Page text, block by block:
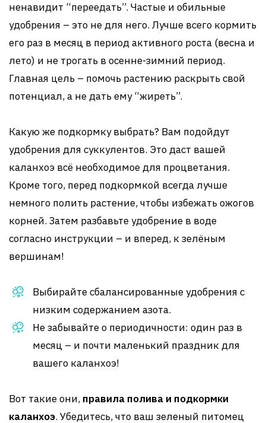
ненавидит “переедать”. Частые и обильные
удобрения – это не для него. Лучше всего кормить
его раз в месяц в период активного роста (весна и
лето) и не трогать в осенне-зимний период.
Главная цель – помочь растению раскрыть свой
потенциал, а не дать ему “жиреть”.
Какую же подкормку выбрать? Вам подойдут
удобрения для суккулентов. Это даст вашей
каланхоэ всё необходимое для процветания.
Кроме того, перед подкормкой всегда лучше
немного полить растение, чтобы избежать ожогов
корней. Затем разбавьте удобрение в воде
согласно инструкции – и вперед, к зелёным
вершинам!
Выбирайте сбалансированные удобрения с
низким содержанием азота.
Не забывайте о периодичности: один раз в
месяц – и почти маленький праздник для
вашего каланхоэ!
Вот такие они, правила полива и подкормки
каланхоэ. Убедитесь, что ваш зеленый питомец